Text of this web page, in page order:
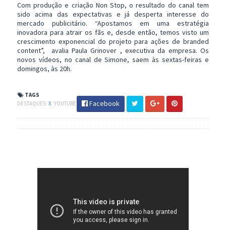
Com produção e criação Non Stop, o resultado do canal tem
sido acima das expectativas e já desperta interesse do
mercado publicitário. “Apostamos em uma estratégia
inovadora para atrair os fãs e, desde então, temos visto um
crescimento exponencial do projeto para ações de branded
content”, avalia Paula Grinover , executiva da empresa. Os
novos vídeos, no canal de Simone, saem às sextas-feiras e
domingos, às 20h.
TAGS
DESTAQUES X YOUTUBE Facebook